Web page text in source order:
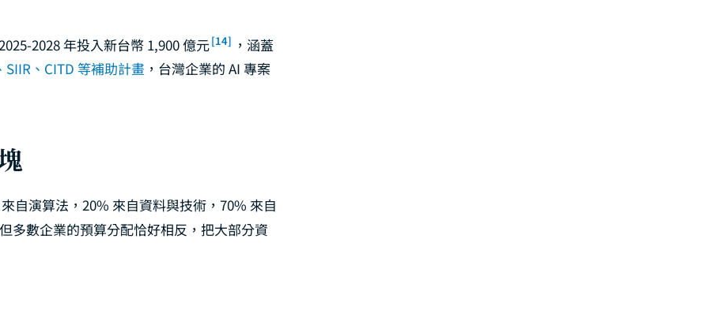
2028 年投入新台幣 1,900 億元[14] ，涵蓋
SIIR、CITD 等補助計畫 ，台灣企業的 AI 專案
自演算法，20% 來自資料與技術，70% 來自
數企業的預算分配恰好相反，把大部分資